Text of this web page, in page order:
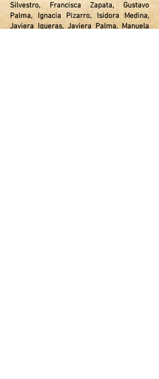
Silvestro, Francisca Zapata, Gustavo
Palma, Ignacia Pizarro, Isidora Medina,
Javiera Igueras, Javiera Palma, Manuela